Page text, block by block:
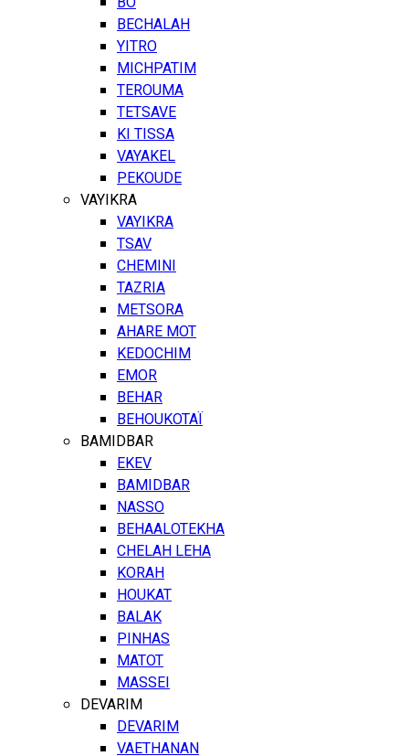
BECHALAH
YITRO
MICHPATIM
TEROUMA
TETSAVE
KI TISSA
VAYAKEL
PEKOUDE
VAYIKRA
VAYIKRA
TSAV
CHEMINI
TAZRIA
METSORA
AHARE MOT
KEDOCHIM
EMOR
BEHAR
BEHOUKOTAÏ
BAMIDBAR
EKEV
BAMIDBAR
NASSO
BEHAALOTEKHA
CHELAH LEHA
KORAH
HOUKAT
BALAK
PINHAS
MATOT
MASSEI
DEVARIM
DEVARIM
VAETHANAN